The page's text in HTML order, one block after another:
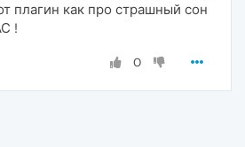
плагин как про страшный сон
!
0